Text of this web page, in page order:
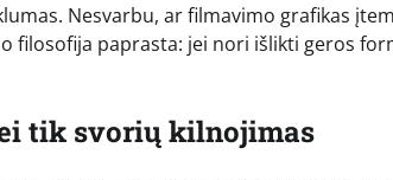
Nesvarbu, ar filmavimo grafikas
filosofija paprasta: jei nori išlikti geros
tik svorių kilnojimas